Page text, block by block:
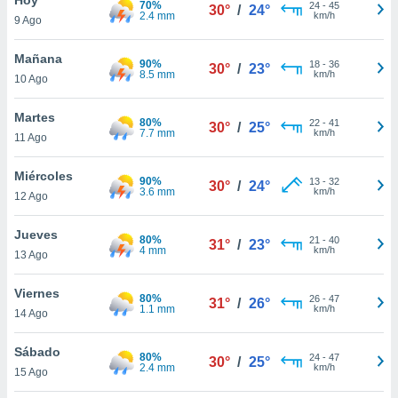
y
en
más
de
9 Ago
70%
2.4 mm
30° / 24° 24- 45
km/h
Mañana
10 Ago
90%
8.5 mm
30° / 23° 18- 36
km/h
Martes
11 Ago
80%
7.7 mm
30° / 25° 22- 41
km/h
Miércoles
12 Ago
90%
3.6 mm
30° / 24° 13- 32
km/h
Jueves
13 Ago
80%
4 mm
31° / 23° 21 - 40
km/h
Viernes
14 Ago
80%
1.1 mm
31° / 26° 26- 47
km/h
Sábado
15 Ago
80%
2.4 mm
30° / 25° 24- 47
km/h